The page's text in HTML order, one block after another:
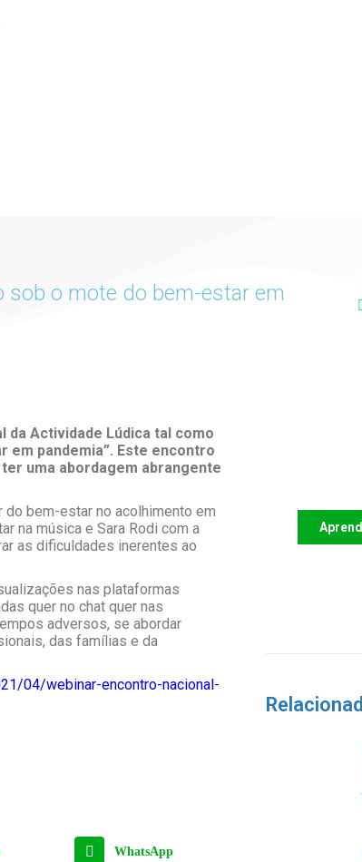
sob o mote do bem-estar em
da Actividade Lúdica tal como
em pandemia”. Este encontro
uma abordagem abrangente
bem-estar no acolhimento em
na música e Sara Rodi com a
as dificuldades inerentes ao
nas plataformas
quer no chat quer nas
adversos, se abordar
das famílias e da
04/webinar-encontro-nacional-
WhatsApp